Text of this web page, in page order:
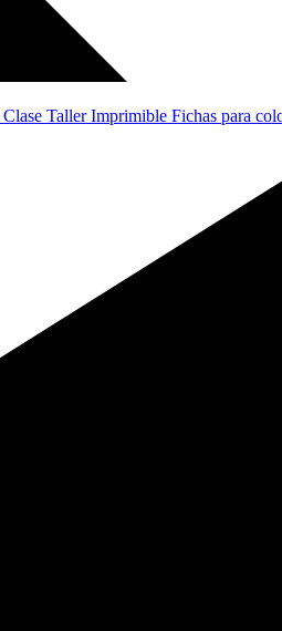
Clase TallerImprimible Fichas para